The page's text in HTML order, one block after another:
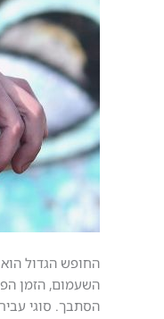
החופש הגדול הוא
השעמום, הזמן
הסתבך. סוגי
העבירות
הנפוצות